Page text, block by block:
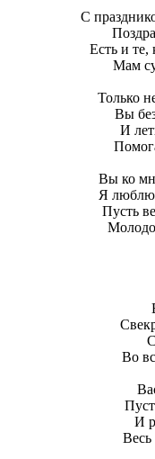
С
Есть и те,
Мам
Только
Вы
И
Вы ко
Я люблю
Пусть
Во
И
Весь